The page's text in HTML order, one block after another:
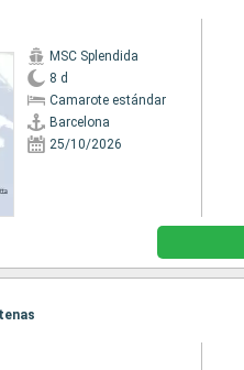
MSC Splendida
8 d
Camarote estándar
Barcelona
25/10/2026